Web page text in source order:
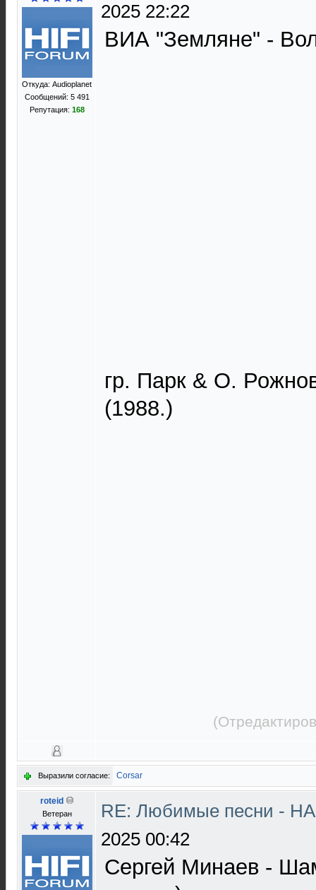
Откуда: Audioplanet
Сообщений: 5 491
Репутация: 168
2025 22:22
ВИА "Земляне" -
гр. Парк & О.
(1988.)
Выразили согласие: Corsar
roteid
Ветеран
RE: Любимые песни -
2025 00:42
Сергей Минаев -